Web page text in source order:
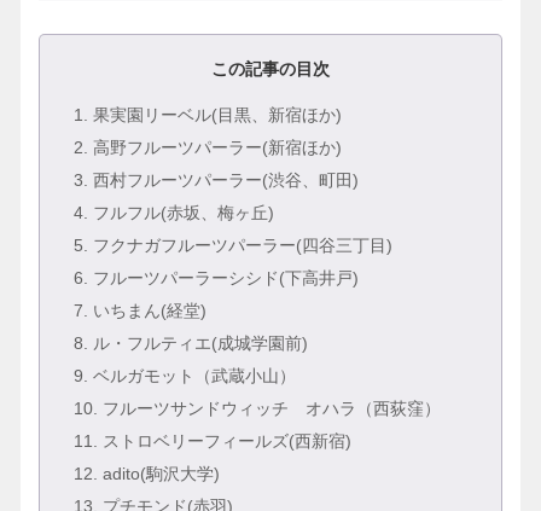
この記事の目次
1
. 果実園リーベル(目黒、新宿ほか)
2 . 高野フルーツパーラー(新宿ほか)
3 . 西村フルーツパーラー(渋谷、町田)
4 . フルフル(赤坂、梅ヶ丘)
5 . フクナガフルーツパーラー(四谷三丁目)
6 . フルーツパーラーシシド(下高井戸)
7 . いちまん(経堂)
8 . ル・フルティエ(成城学園前)
9 . ベルガモット（武蔵小山）
10 . フルーツサンドウィッチ オハラ（西荻窪）
11
. ストロベリーフィールズ(西新宿)
12 . adito(駒沢大学)
13 . プチモンド(赤羽)